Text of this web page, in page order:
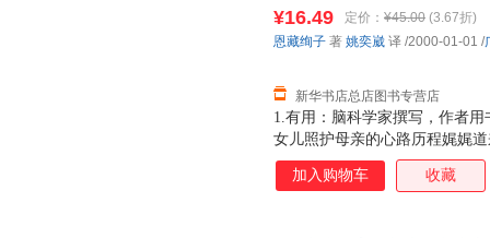
13284178503
1.有用：脑科学家撰写，作者
女儿照护母亲的心路历程娓娓
威推荐：针对阿尔茨海默，很
科学道理和照护过程中的“适
¥16.49 定价： ¥45.00 (3.67折)
新华书店总店图书专营店
恩藏绚子 著 姚奕崴 译 /2000-01-01 /
加入购物车 收藏